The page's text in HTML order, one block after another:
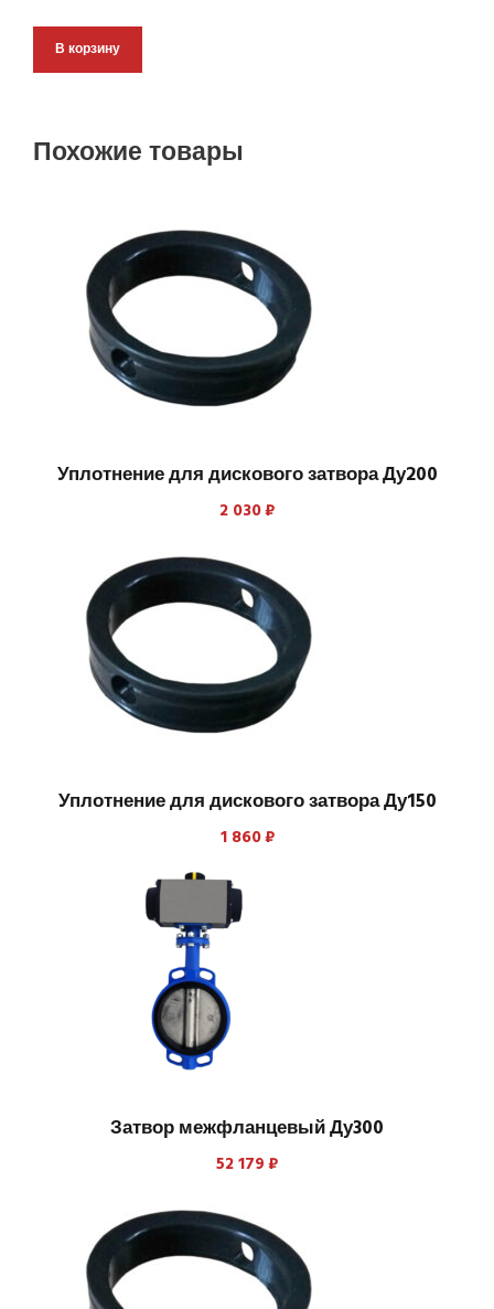
В корзину
Похожие товары
Уплотнение для дискового затвора Ду200
2 030₽
Уплотнение для дискового затвора Ду150
1 860₽
Затвор межфланцевый Ду300
52 179₽